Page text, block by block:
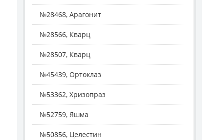
№28468, Арагонит
№28566, Кварц
№28507, Кварц
№45439, Ортоклаз
№53362, Хризопраз
№52759, Яшма
№50856, Целестин